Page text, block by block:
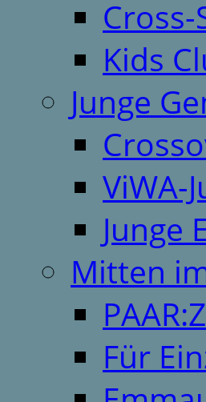
Kids
Junge
ViWA-
Junge
Mitten
Für